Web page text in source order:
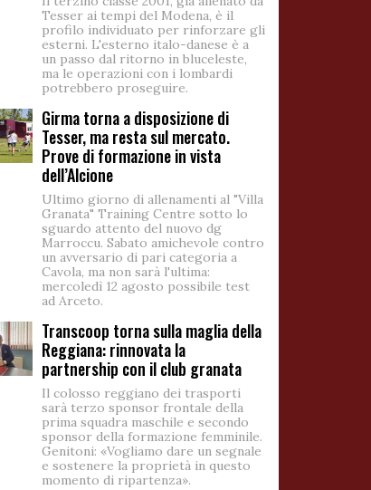
Tesser ai tempi del Modena, è il
profilo individuato per rinforzare gli
esterni. L'esterno italo-danese è a
un passo dal ritorno in bluceleste,
ma le operazioni con i lombardi
potrebbero proseguire.
Girma torna a disposizione di
Tesser, ma resta sul mercato.
Prove di formazione in vista
dell’Alcione
Ultimo giorno di allenamenti al "Villa
Granata" Training Centre sotto lo
sguardo attento del nuovo dg
Marroccu. Sabato amichevole contro
un avversario di pari categoria a
Cavola, ma non sarà l'ultima:
mercoledì 12 agosto possibile test
ad Arceto.
Transcoop torna sulla maglia della
Reggiana: rinnovata la
partnership con il club granata
Il colosso reggiano dei trasporti
sarà terzo sponsor frontale della
prima squadra maschile e secondo
sponsor della formazione femminile.
Genitoni: «Vogliamo dare un segnale
e sostenere la proprietà in questo
momento di ripartenza».